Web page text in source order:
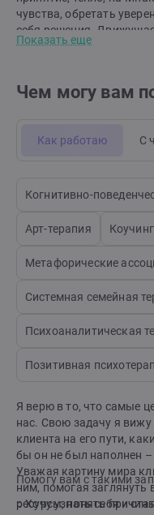
чувства, обретать
себя решения.
любовь. Я верю что
чтобы помогать своим
Показать еще
Чем могу вам
Как работаю С
Когнитивно-
Арт-терапия Коучинг
Метафорические
Системная семейная
Психоаналитическая
Позитивная
Я верю в то, что самые
нас. Свою задачу я
клиента на его пути,
бы он не был наполнен –
Уважая картину мира
ним, помогая заглянуть
ресурсы, понять
Помогу вам с такими
○Хочу узнать себя и